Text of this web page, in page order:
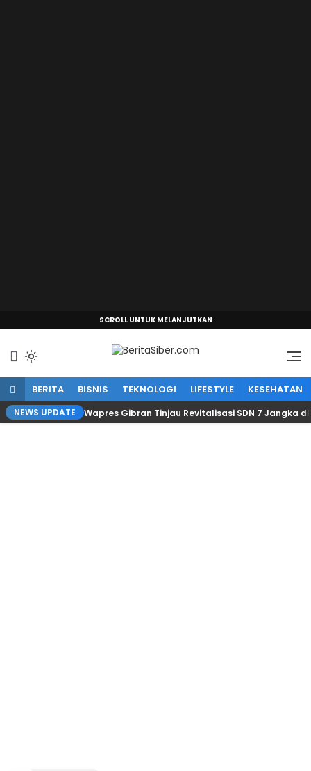
SCROLL UNTUK MELANJUTKAN
BERITA BISNIS TEKNOLOGI LIFESTYLE KESEHATAN
NEWS UPDATE Wapres Gibran Tinjau Revitalisasi SDN 7 Jangka